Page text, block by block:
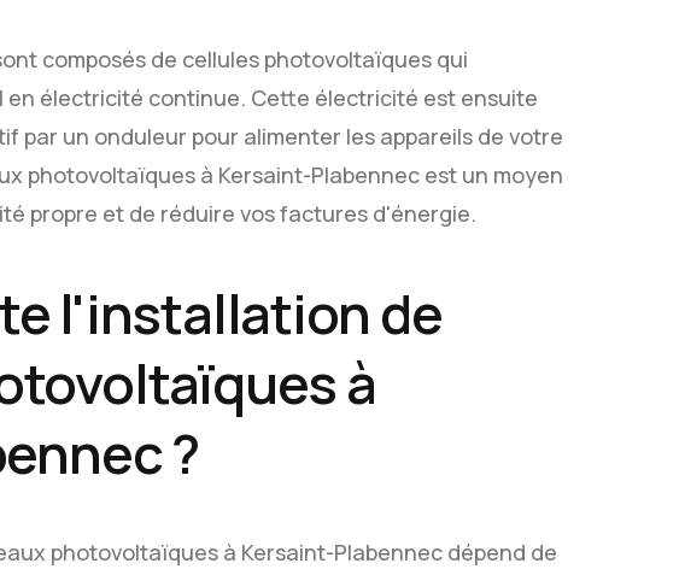
composés de cellules photovoltaïques qui
en électricité continue. Cette électricité est ensuite
par un onduleur pour alimenter les appareils de votre
photovoltaïques à Kersaint-Plabennec est un moyen
propre et de réduire vos factures d'énergie.
l'installation de
à
?
photovoltaïques à Kersaint-Plabennec dépend de